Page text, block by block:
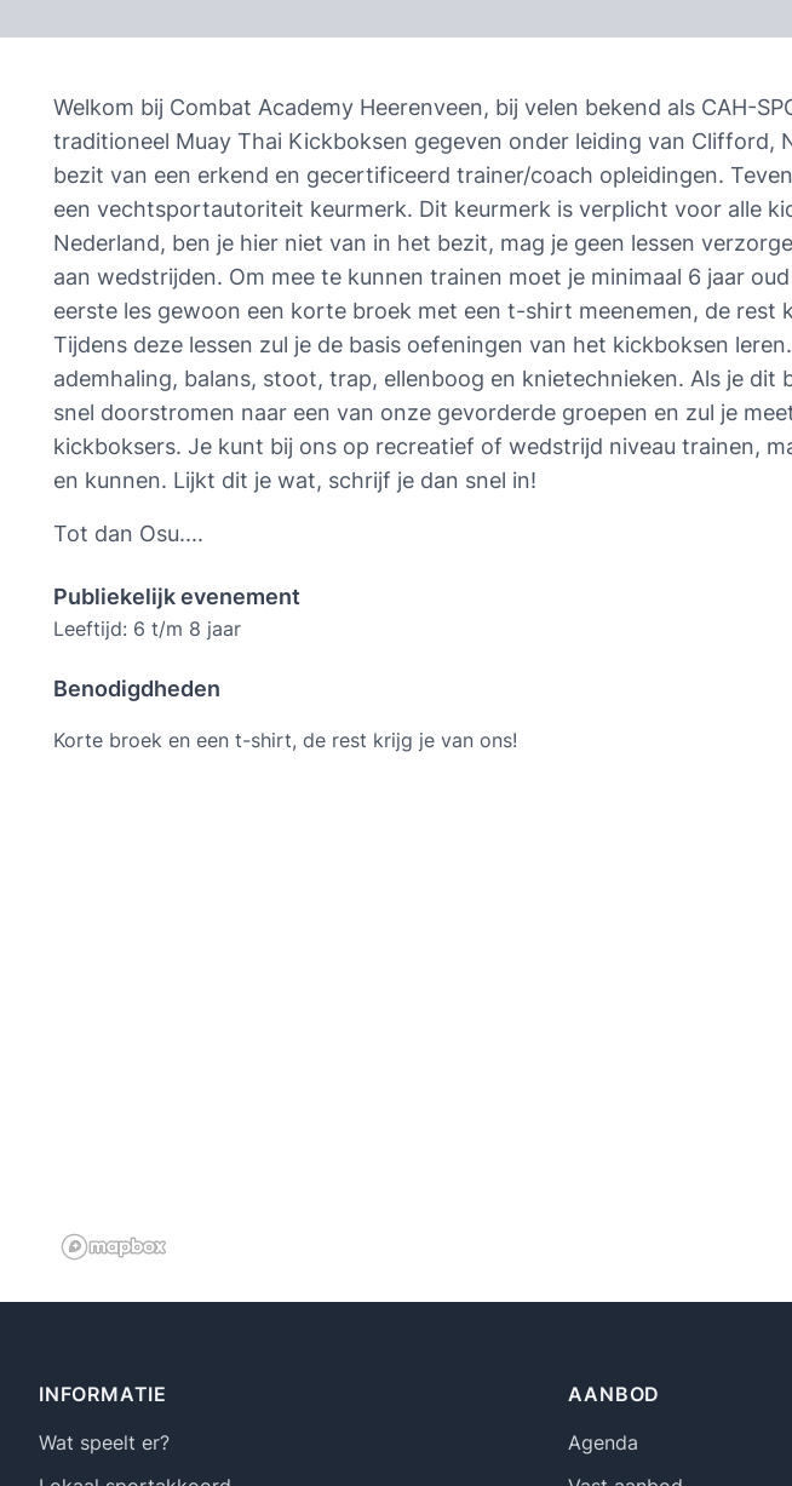
Welkom bij Combat Academy Heerenveen, bij velen bekend als CAH-
traditioneel Muay Thai Kickboksen gegeven onder leiding van Clifford,
bezit van een erkend en gecertificeerd trainer/coach opleidingen.
een vechtsportautoriteit keurmerk. Dit keurmerk is verplicht voor alle
Nederland, ben je hier niet van in het bezit, mag je geen lessen
aan wedstrijden. Om mee te kunnen trainen moet je minimaal 6 jaar
eerste les gewoon een korte broek met een t-shirt meenemen, de rest
Tijdens deze lessen zul je de basis oefeningen van het kickboksen
ademhaling, balans, stoot, trap, ellenboog en knietechnieken. Als je dit
snel doorstromen naar een van onze gevorderde groepen en zul je
kickboksers. Je kunt bij ons op recreatief of wedstrijd niveau trainen,
en kunnen. Lijkt dit je wat, schrijf je dan snel in!
Tot dan Osu....
Publiekelijk evenement
Leeftijd: 6 t/m 8 jaar
Benodigdheden
Korte broek en een t-shirt, de rest krijg je van ons!
INFORMATIE
Wat speelt er?
AANBOD
Agenda